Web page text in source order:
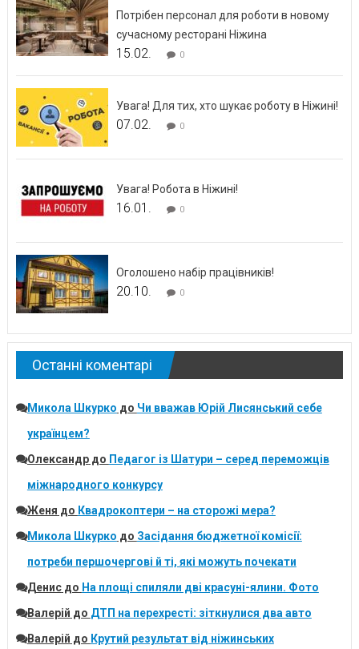
Потрібен персонал для роботи в новому
сучасному ресторані Ніжина
15.02. 0
Увага! Для тих, хто шукає роботу в Ніжині!
07.02. 0
Увага! Робота в Ніжині!
16.01. 0
Оголошено набір працівників!
20.10. 0
Останні коментарі
Микола Шкурко до Чи вважав Юрій Лисянський себе
українцем?
Олександрдо Педагог із Шатури – серед переможців
міжнародного конкурсу
Женя до Квадрокоптери – на сторожі мера?
Микола Шкурко до Засідання бюджетної комісії:
потреби першочергові й ті, які можуть почекати
Денисдо На площі спиляли дві красуні-ялини. Фото
Валерій до ДТП на перехресті: зіткнулися два авто
Валерій до Крутий результат від ніжинських